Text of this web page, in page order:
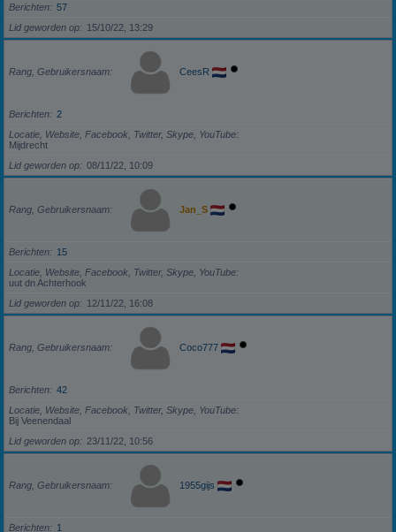
Berichten
57
Lid geworden op
15/10/22, 13:29
Rang, Gebruikersnaam CeesR
Berichten
2
Locatie, Website, Facebook, Twitter, Skype, YouTube
Mijdrecht
Lid geworden op
08/11/22, 10:09
Rang, Gebruikersnaam Jan_S
Berichten
15
Locatie, Website, Facebook, Twitter, Skype, YouTube
uut dn Achterhook
Lid geworden op
12/11/22, 16:08
Rang, Gebruikersnaam Coco777
Berichten
42
Locatie, Website, Facebook, Twitter, Skype, YouTube
Bij Veenendaal
Lid geworden op
23/11/22, 10:56
Rang, Gebruikersnaam 1955gijs
Berichten 1